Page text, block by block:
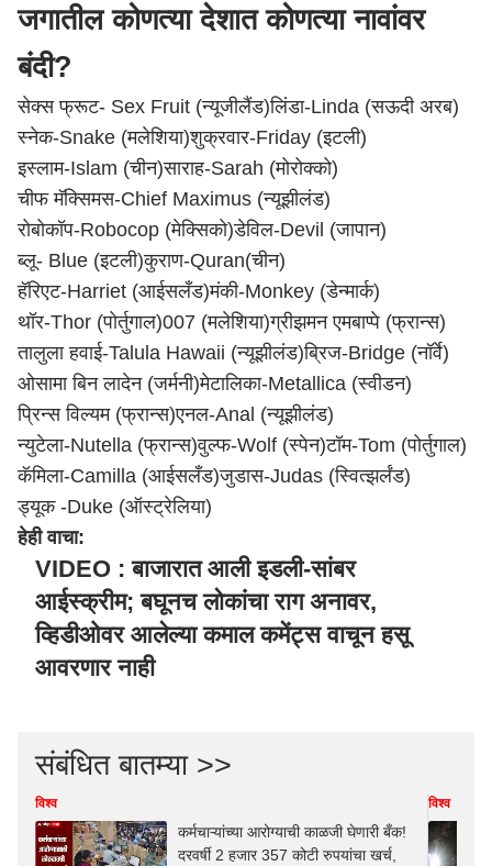
जगातील कोणत्या देशात कोणत्या नावांवर
बंदी?
सेक्स फ्रूट- Sex Fruit (न्यूजीलैंड)लिंडा-Linda (सऊदी अरब)
स्‍नेक-Snake (मलेशिया)शुक्रवार-Friday (इटली)
इस्लाम-Islam (चीन)साराह-Sarah (मोरोक्को)
चीफ मॅक्सिमस-Chief Maximus (न्यूझीलंड)
रोबोकॉप-Robocop (मेक्सिको)डेव‍िल-Devil (जापान)
ब्‍लू- Blue (इटली)कुराण-Quran(चीन)
हॅरिएट-Harriet (आईसलँड)मंकी-Monkey (डेन्मार्क)
थॉर-Thor (पोर्तुगाल)007 (मलेशिया)ग्रीझमन एमबाप्पे (फ्रान्स)
तालुला हवाई-Talula Hawaii (न्यूझीलंड)ब्रिज-Bridge (नॉर्वे)
ओसामा बिन लादेन (जर्मनी)मेटालिका-Metallica (स्वीडन)
प्रिन्स विल्यम (फ्रान्स)एनल-Anal (न्यूझीलंड)
न्युटेला-Nutella (फ्रान्स)वुल्फ-Wolf (स्पेन)टॉम-Tom (पोर्तुगाल)
कॅमिला-Camilla (आईसलँड)जुडास-Judas (स्वित्झर्लंड)
ड्यूक -Duke (ऑस्ट्रेलिया)
हेही वाचा:
VIDEO : बाजारात आली इडली-सांबर
आईस्क्रीम; बघूनच लोकांचा राग अनावर,
व्हिडीओवर आलेल्या कमाल कमेंट्स वाचून हसू
आवरणार नाही
संबंधित बातम्या >>
विश्व
कर्मचाऱ्यांच्या आरोग्याची काळजी घेणारी बँक!
दरवर्षी 2 हजार 357 कोटी रुपयांचा खर्च,
विश्व